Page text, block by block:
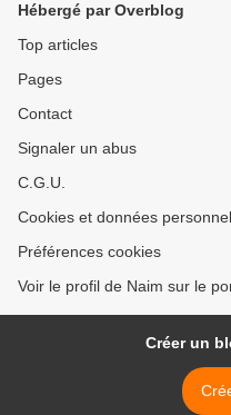
Hébergé par Overblog
Top articles
Pages
Contact
Signaler un abus
C.G.U.
Cookies et données
Préférences cookies
Voir le profil de Naim sur le
Créer un